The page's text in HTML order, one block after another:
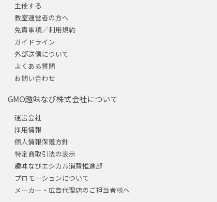
主催する
教室運営者の方へ
免責事項／利用規約
ガイドライン
外部送信について
よくある質問
お問い合わせ
GMO趣味なび株式会社について
運営会社
採用情報
個人情報保護方針
特定商取引法の表示
趣味なびエシカル消費推進部
プロモーションについて
メーカー・広告代理店のご担当者様へ